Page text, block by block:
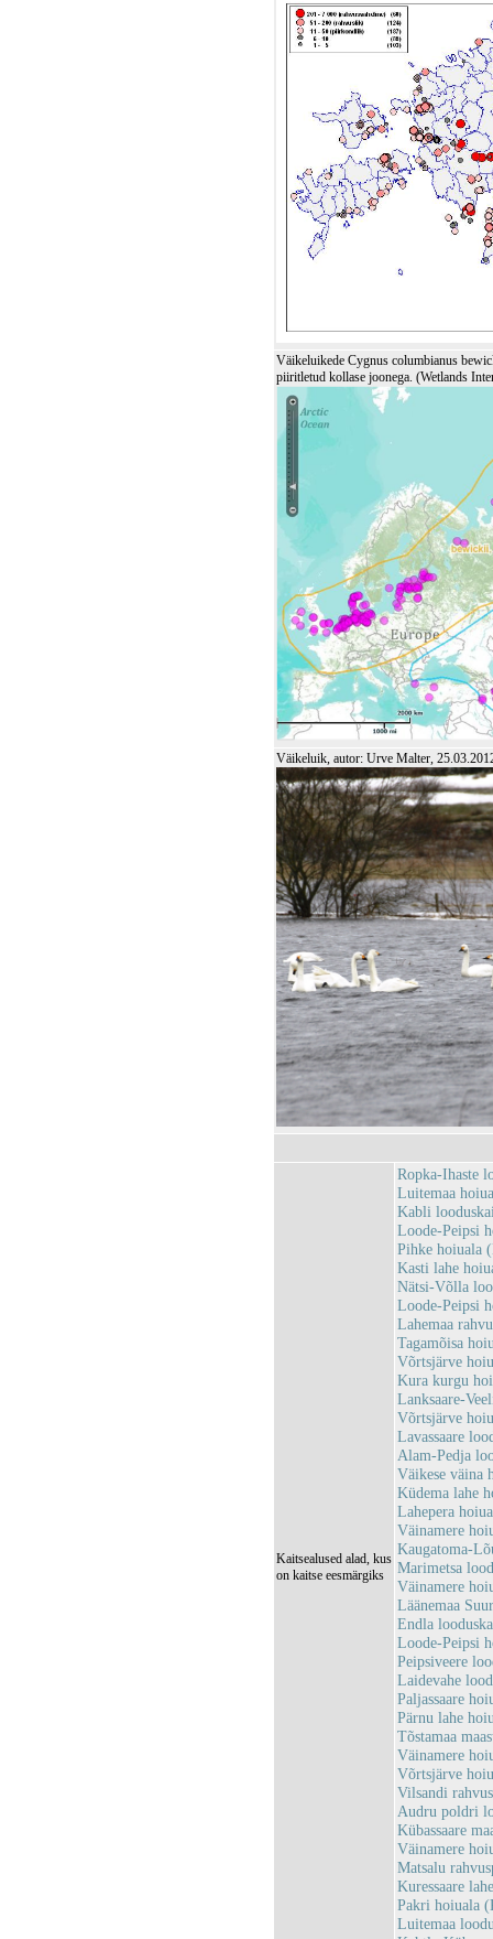
Väikeluikede Cygnus columbianus
piiritletud kollase joonega. (Wetlands
Väikeluik, autor: Urve Malter,
Kaitsealused alad, kus
on kaitse eesmärgiks
Ropka-Ihaste
Luitemaa
Kabli
Loode-Peipsi
Pihke hoiuala
Kasti lahe
Nätsi-Võlla
Loode-Peipsi
Lahemaa
Tagamõisa
Võrtsjärve
Kura kurgu
Lanksaare-
Võrtsjärve
Lavassaare
Alam-Pedja
Väikese väina
Küdema lahe
Lahepera
Väinamere
Kaugatoma-
Marimetsa
Väinamere
Läänemaa
Endla
Loode-Peipsi
Peipsiveere
Laidevahe
Paljassaare
Pärnu lahe
Tõstamaa
Väinamere
Võrtsjärve
Vilsandi
Audru poldri
Kübassaare
Väinamere
Matsalu
Kuressaare
Pakri hoiuala
Luitemaa